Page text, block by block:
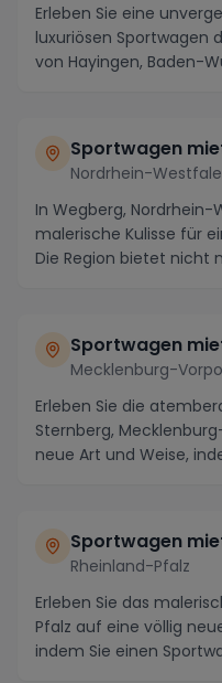
Erleben Sie eine
luxuriösen Sportwagen
von Hayingen, Baden-
Sportwagen
Nordrhein-
In Wegberg,
malerische Kulisse für
Die Region bietet nicht
Sportwagen
Mecklenburg-
Erleben Sie die
Sternberg,
neue Art und Weise,
Sportwagen
Rheinland-Pfalz
Erleben Sie das
Pfalz auf eine völlig
indem Sie einen